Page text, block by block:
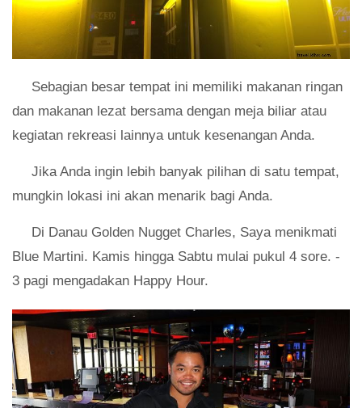
Sebagian besar tempat ini memiliki makanan ringan
dan makanan lezat bersama dengan meja biliar atau
kegiatan rekreasi lainnya untuk kesenangan Anda.
Jika Anda ingin lebih banyak pilihan di satu tempat,
mungkin lokasi ini akan menarik bagi Anda.
Di Danau Golden Nugget Charles, Saya menikmati
Blue Martini. Kamis hingga Sabtu mulai pukul 4 sore. -
3 pagi mengadakan Happy Hour.